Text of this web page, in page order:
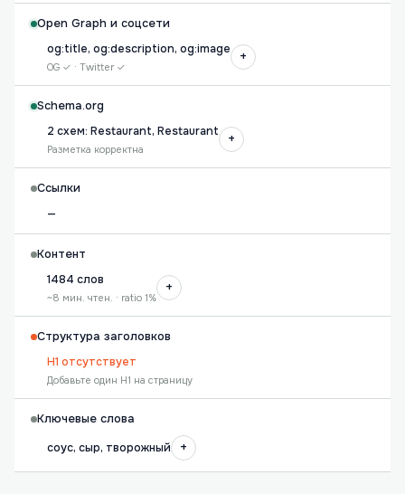
Open Graph и соцсети
og:title, og:description, og:image
OG ✓ · Twitter ✓
+
Schema.org
2 схем: Restaurant, Restaurant
Разметка корректна
+
Ссылки
—
Контент
1484 слов
~8 мин. чтен. · ratio 1%
+
Структура заголовков
H1 отсутствует
Добавьте один H1 на страницу
Ключевые слова
соус, сыр, творожный
+